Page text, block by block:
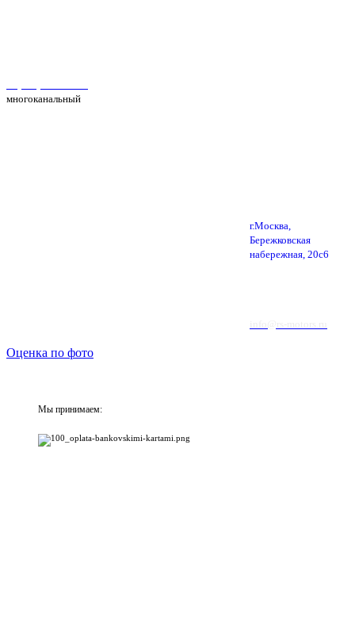
многоканальный
г.Москва,
Бережковская
набережная, 20с6
Оценка по фото
Мы принимаем: